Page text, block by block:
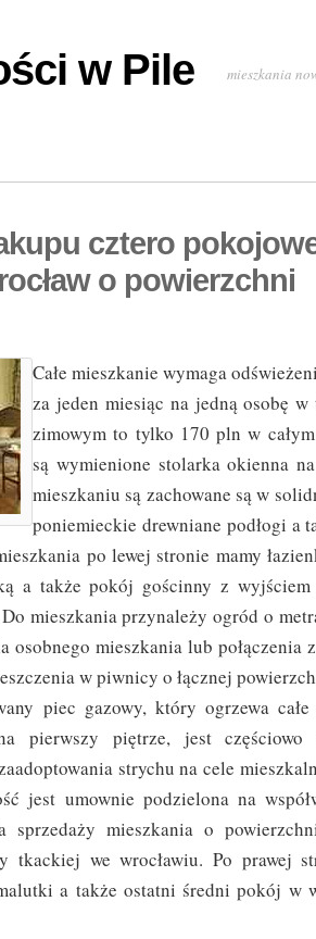
w Pile mieszkania
cztero
o powierzchni
Całe mieszkanie wymaga
za jeden miesiąc na jedną osobę w
zimowym to tylko 170 pln w
są wymienione stolarka okienna
mieszkaniu są zachowane są w
poniemieckie drewniane podłogi a
po lewej stronie mamy
a także pokój gościnny z wyjściem
mieszkania przynależy ogród o
mieszkania lub połączenia
w piwnicy o łącznej
piec gazowy, który ogrzewa całe
pierwszy piętrze, jest częściowo
strychu na cele
jest umownie podzielona na
sprzedaży mieszkania o
tkackiej we wrocławiu. Po prawej
a także ostatni średni pokój w